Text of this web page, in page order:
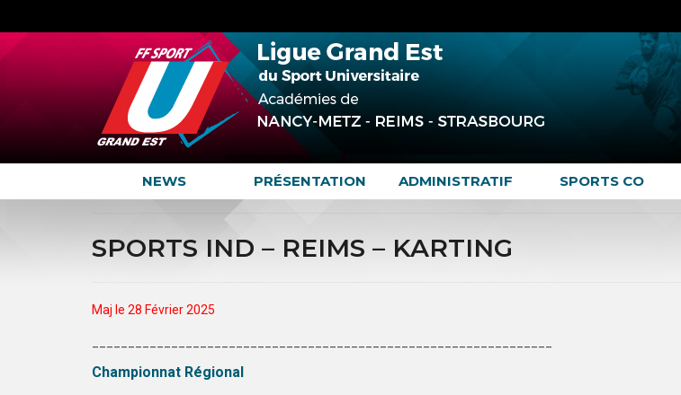
NEWS PRÉSENTATION ADMINISTRATIF SPORTS CO
SPORTS IND – REIMS – KARTING
Maj le 28 Février 2025
Championnat Régional